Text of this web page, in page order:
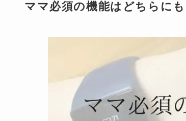
ママ必須の機能はどちらに